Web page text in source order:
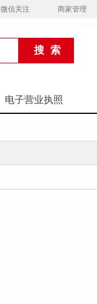
微信关注 商家管理
电子营业执照